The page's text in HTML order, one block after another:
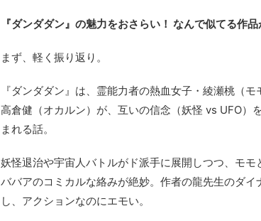
『ダンダダン』の魅力をおさらい！ なんで似てる作
まず、軽く振り返り。
『ダンダダン』は、霊能力者の熱血女子・綾瀬桃（
高倉健（オカルン）が、互いの信念（妖怪 vs UFO）
まれる話。
妖怪退治や宇宙人バトルがド派手に展開しつつ、モ
ババアのコミカルな絡みが絶妙。作者の龍先生のダ
し、アクションなのにエモい。